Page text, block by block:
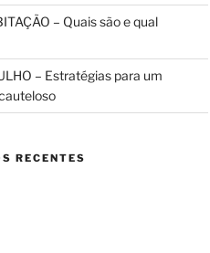
– Quais são e qual
– Estratégias para um
RECENTES